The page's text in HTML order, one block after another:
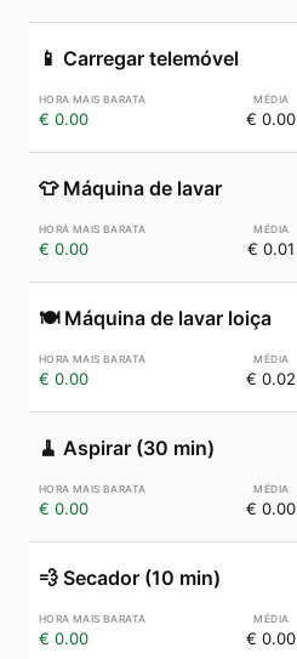
📱 Carregar telemóvel
€ 0.00 € 0.00
👕 Máquina de lavar
€ 0.00 € 0.01
🍽️ Máquina de lavar loiça
€ 0.00 € 0.02
🧹 Aspirar (30 min)
€ 0.00 € 0.00
💨 Secador (10 min)
€ 0.00 € 0.00